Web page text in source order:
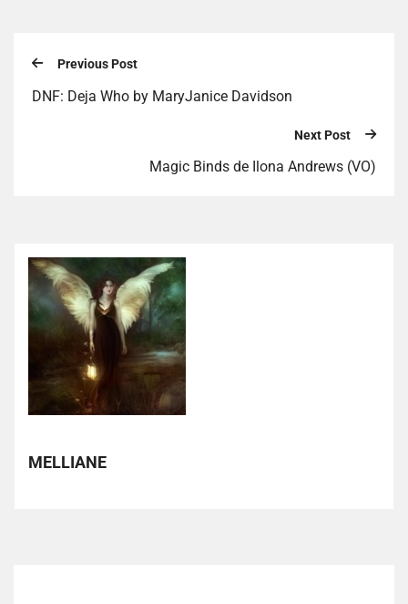
Previous Post
DNF: Deja Who by MaryJanice Davidson
Next Post
Magic Binds de Ilona Andrews (VO)
MELLIANE